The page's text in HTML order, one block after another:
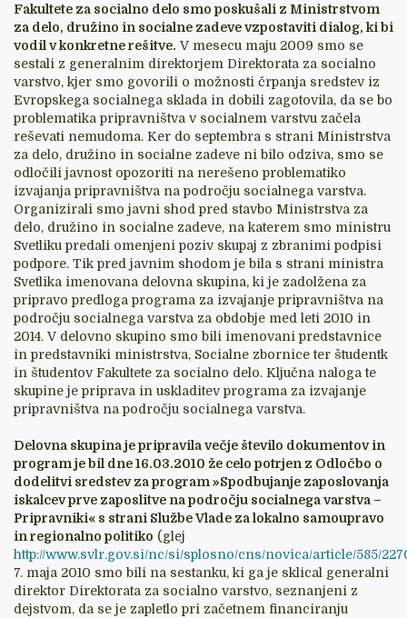
Fakultete za socialno delo smo poskušali z Ministrstvom
za delo, družino in socialne zadeve vzpostaviti dialog, ki bi
vodil v konkretne rešitve. V mesecu maju 2009 smo se
sestali z generalnim direktorjem Direktorata za socialno
varstvo, kjer smo govorili o možnosti črpanja sredstev iz
Evropskega socialnega sklada in dobili zagotovila, da se bo
problematika pripravništva v socialnem varstvu začela
reševati nemudoma. Ker do septembra s strani Ministrstva
za delo, družino in socialne zadeve ni bilo odziva, smo se
odločili javnost opozoriti na nerešeno problematiko
izvajanja pripravništva na področju socialnega varstva.
Organizirali smo javni shod pred stavbo Ministrstva za
delo, družino in socialne zadeve, na katerem smo ministru
Svetliku predali omenjeni poziv skupaj z zbranimi podpisi
podpore. Tik pred javnim shodom je bila s strani ministra
Svetlika imenovana delovna skupina, ki je zadolžena za
pripravo predloga programa za izvajanje pripravništva na
področju socialnega varstva za obdobje med leti 2010 in
2014. V delovno skupino smo bili imenovani predstavnice
in predstavniki ministrstva, Socialne zbornice ter študentk
in študentov Fakultete za socialno delo. Ključna naloga te
skupine je priprava in uskladitev programa za izvajanje
pripravništva na področju socialnega varstva.
Delovna skupina je pripravila večje število dokumentov in
program je bil dne 16.03.2010 že celo potrjen z Odločbo o
dodelitvi sredstev za program »Spodbujanje zaposlovanja
iskalcev prve zaposlitve na področju socialnega varstva –
Pripravniki« s strani Službe Vlade za lokalno samoupravo
in regionalno politiko (glej
http://www.svlr.gov.si/nc/si/splosno/cns/novica/article/585/
7. maja 2010 smo bili na sestanku, ki ga je sklical generalni
direktor Direktorata za socialno varstvo, seznanjeni z
dejstvom, da se je zapletlo pri začetnem financiranju